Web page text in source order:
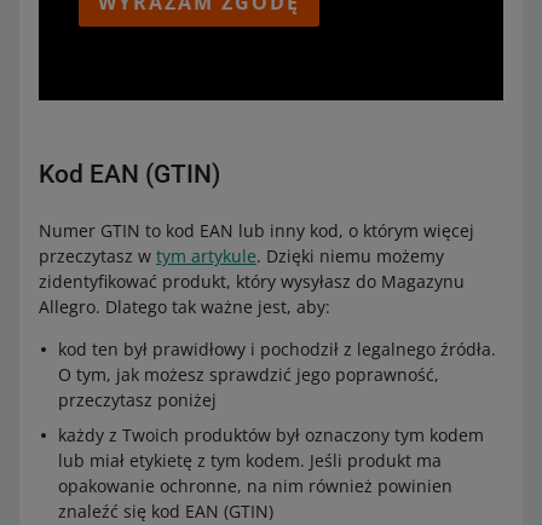
transportu.
zapakowane – w ich przypadku zapakuj je
samodzielnie, na przykład w foliowy woreczek.
Każde opakowanie oznacz odpowiednią naklejką.
W miejscu oznaczonym gwiazdką umieść
numer UN (poprzedzony literami: UN)
odpowiedni dla baterii, które znajdują się
w opakowaniu. Sprawdzisz je w tejtabeli .
takiego produktu.
umieszczaj produktów o różnych datach ważności i
Jeśli do końca daty ważności produktów zostanie mniej
niż 60 dni – odeślemy je do Ciebie na Twój koszt.
Twoje produkty, które są niezdatne do sprzedaży –
odeślemy je wszystkie w ramach jednej wysyłki.
Kod EAN (GTIN)
Numer GTIN to kod EAN lub inny kod, o którym więcej
przeczytasz w tym artykule. Dzięki niemu możemy
zidentyfikować produkt, który wysyłasz do Magazynu
Allegro. Dlatego tak ważne jest, aby:
kod ten był prawidłowy i pochodził z legalnego źródła.
O tym, jak możesz sprawdzić jego poprawność,
przeczytasz poniżej
każdy z Twoich produktów był oznaczony tym kodem
lub miał etykietę z tym kodem. Jeśli produkt ma
opakowanie ochronne, na nim również powinien
znaleźć się kod EAN (GTIN)